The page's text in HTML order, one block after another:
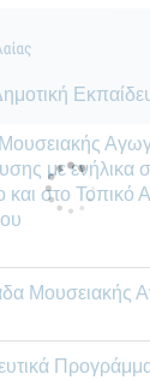
με ενήλικα
στο Τοπικό
Μουσειακής